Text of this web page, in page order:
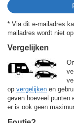
* Via dit e-mailadres
mailadres wordt niet
Vergelijken
op vergelijken en
geven hoeveel punten
er is ook geen